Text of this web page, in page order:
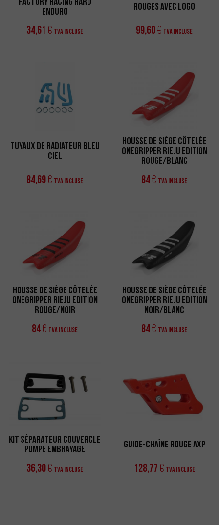
Enduro
34,61 € TVA incluse
rouges avec logo
99,60€ TVA incluse
Tuyaux de radiateur bleu
ciel
84,69€ TVA incluse
Housse de siège côtelée
Onegripper Rieju Edition
Rouge/Blanc
84€ TVA incluse
Housse de siège côtelée
Onegripper Rieju Edition
Rouge/Noir
84€ TVA incluse
Housse de siège côtelée
Onegripper Rieju Edition
Noir/Blanc
84€ TVA incluse
KIT SÉPARATEUR COUVERCLE
POMPE EMBRAYAGE
36,30€ TVA incluse
GUIDE-CHAÎNE ROUGE AXP
128,77 € TVA incluse